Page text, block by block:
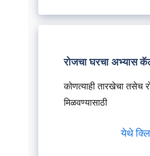
रोजचा घरचा अभ्यास
कोणत्याही तारखेचा तसेच
मिळवण्यासाठी
येथे